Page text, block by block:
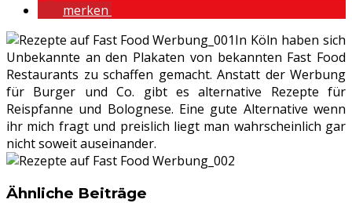
merken
In Köln haben sich
Unbekannte an den Plakaten von bekannten Fast Food
Restaurants zu schaffen gemacht. Anstatt der Werbung
für Burger und Co. gibt es alternative Rezepte für
Reispfanne und Bolognese. Eine gute Alternative wenn
ihr mich fragt und preislich liegt man wahrscheinlich gar
nicht soweit auseinander.
Ähnliche Beiträge